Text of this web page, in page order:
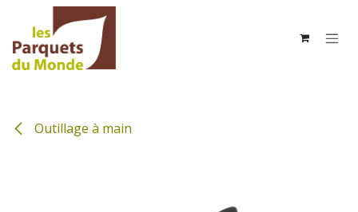
Se rendre au contenu
Outillage à main